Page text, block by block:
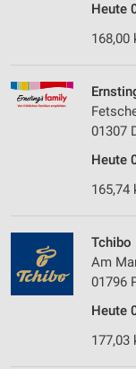
Heute
168,00
01307
Heute
165,74
Tchibo
Am
01796
Heute
177,03